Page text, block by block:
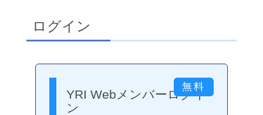
ログイン
YRI Webメンバーログイ
ン